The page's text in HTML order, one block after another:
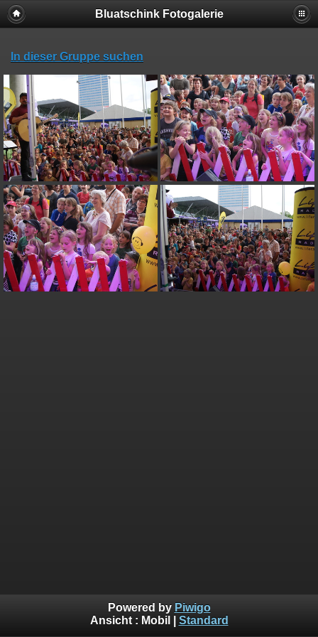
Bluatschink Fotogalerie
In dieser Gruppe suchen
Powered by Piwigo
Ansicht : Mobil Standard